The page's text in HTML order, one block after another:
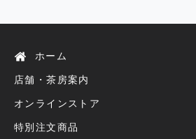
ホーム
店舗・茶房案内
オンラインストア
特別注文商品